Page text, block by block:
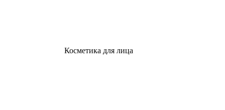
Косметика для лица